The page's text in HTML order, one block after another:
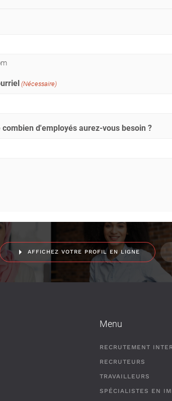
(Nécessaire)
combien d'employés aurez-vous besoin ?
AFFICHEZ VOTRE PROFIL EN LIGNE
Menu
RECRUTEMENT
RECRUTEURS
TRAVAILLEURS
SPÉCIALISTES EN